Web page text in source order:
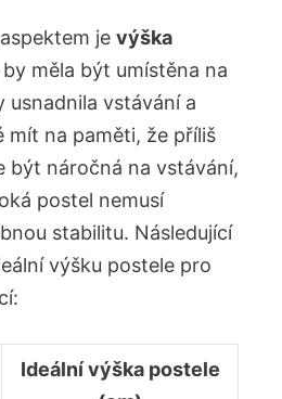
je výška
měla být umístěna na
usnadnila vstávání a
mít na paměti, že příliš
být náročná na vstávání,
postel nemusí
stabilitu. Následující
výšku postele pro
Ideální výška postele